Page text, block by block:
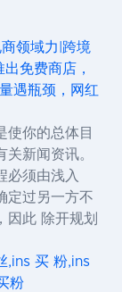
领域力|跨境
免费商店，
遇瓶颈，网红
使你的总体目
新闻资讯。
必须由浅入
定过另一方不
因此 除开规划
,ins 买 粉,ins
粉